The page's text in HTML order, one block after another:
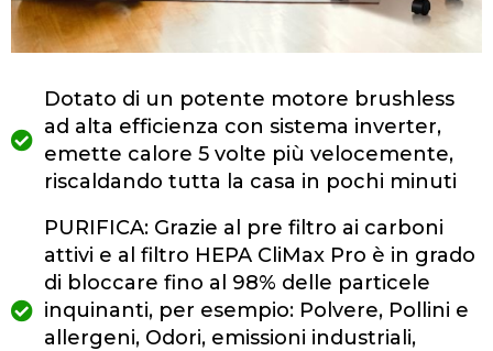
Dotato di un potente motore brushless
ad alta efficienza con sistema inverter,
emette calore 5 volte più velocemente,
riscaldando tutta la casa in pochi minuti
PURIFICA: Grazie al pre filtro ai carboni
attivi e al filtro HEPA CliMax Pro è in grado
di bloccare fino al 98% delle particele
inquinanti, per esempio: Polvere, Pollini e
allergeni, Odori, emissioni industriali,